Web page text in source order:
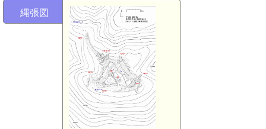
縄張図